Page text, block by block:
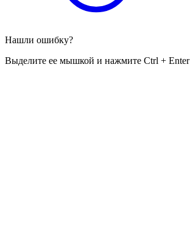
Нашли ошибку?
Выделите ее мышкой и нажмите Ctrl + Enter